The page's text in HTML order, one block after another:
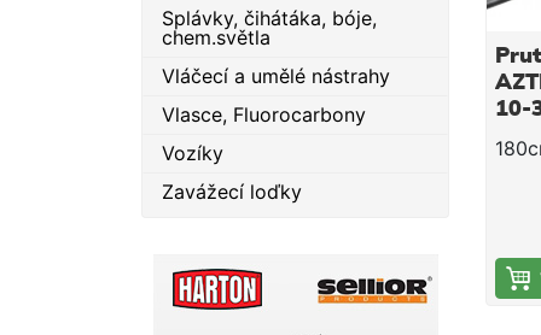
Splávky, čihátáka, bóje,
chem.světla
Vláčecí a umělé nástrahy
Vlasce, Fluorocarbony
Vozíky
Zavážecí loďky
s
a
10-